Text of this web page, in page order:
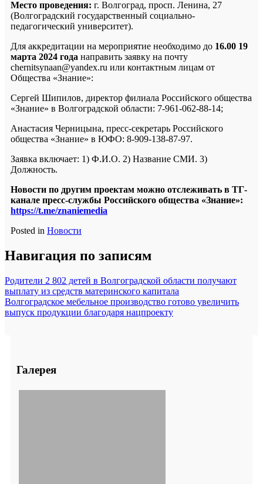
Место проведения: г. Волгоград, просп. Ленина, 27
(Волгоградский государственный социально-
педагогический университет).
Для аккредитации на мероприятие необходимо до 16.00 19
марта 2024 года направить заявку на почту
chernitsynaan@yandex.ru или контактным лицам от
Общества «Знание»:
Сергей Шипилов, директор филиала Российского общества
«Знание» в Волгоградской области: 7-961-062-88-14;
Анастасия Черницына, пресс-секретарь Российского
общества «Знание» в ЮФО: 8-909-138-87-97.
Заявка включает: 1) Ф.И.О. 2) Название СМИ. 3)
Должность.
Новости по другим проектам можно отслеживать в ТГ-
канале пресс-службы Российского общества «Знание»:
https://t.me/znaniemedia
Posted in Новости
Навигация по записям
Родители 2 802 детей в Волгоградской области получают
выплату из средств материнского капитала
Волгоградское мебельное производство готово увеличить
выпуск продукции благодаря нацпроекту
Галерея